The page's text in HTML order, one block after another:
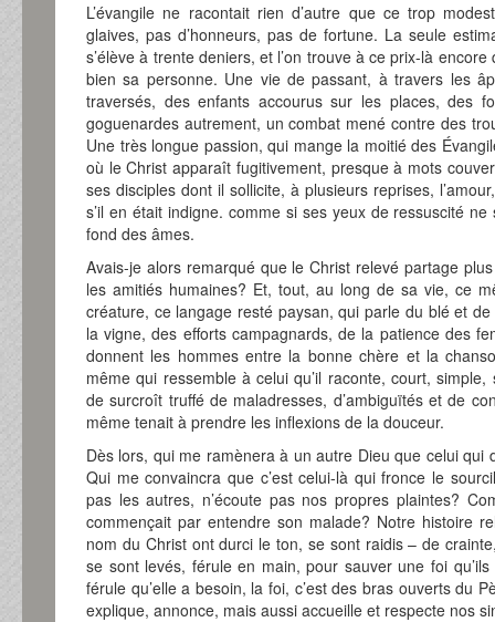
L’évangile ne racontait rien d’autre que ce trop
glaives, pas d’honneurs, pas de fortune. La seule
s’élève à trente deniers, et l’on trouve à ce prix-là
bien sa personne. Une vie de passant, à travers les
traversés, des enfants accourus sur les places, des
goguenardes autrement, un combat mené contre des
Une très longue passion, qui mange la moitié des
où le Christ apparaît fugitivement, presque à mots
ses disciples dont il sollicite, à plusieurs reprises,
s’il en était indigne. comme si ses yeux de ressuscité
fond des âmes.
Avais-je alors remarqué que le Christ relevé partage
les amitiés humaines? Et, tout, au long de sa vie, ce
créature, ce langage resté paysan, qui parle du blé et
la vigne, des efforts campagnards, de la patience des
donnent les hommes entre la bonne chère et la
même qui ressemble à celui qu’il raconte, court,
de surcroît truffé de maladresses, d’ambiguïtés et de
même tenait à prendre les inflexions de la douceur.
Dès lors, qui me ramènera à un autre Dieu que celui qui
Qui me convaincra que c’est celui-là qui fronce le
pas les autres, n’écoute pas nos propres plaintes?
commençait par entendre son malade? Notre histoire
nom du Christ ont durci le ton, se sont raidis – de
se sont levés, férule en main, pour sauver une foi
férule qu’elle a besoin, la foi, c’est des bras ouverts du
explique, annonce, mais aussi accueille et respecte nos